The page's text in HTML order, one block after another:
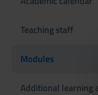
Teaching staff
Modules
Additional learning